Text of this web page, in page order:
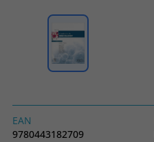
EAN
9780443182709